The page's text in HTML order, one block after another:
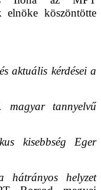
elnöke köszöntötte
aktuális kérdései a
magyar tannyelvű
kisebbség Eger
hátrányos helyzet